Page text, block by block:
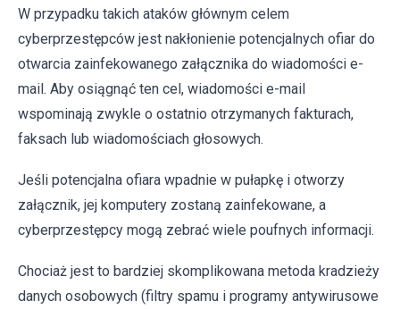
W przypadku takich ataków głównym celem
cyberprzestępców jest nakłonienie potencjalnych ofiar do
otwarcia zainfekowanego załącznika do wiadomości e-
mail. Aby osiągnąć ten cel, wiadomości e-mail
wspominają zwykle o ostatnio otrzymanych fakturach,
faksach lub wiadomościach głosowych.
Jeśli potencjalna ofiara wpadnie w pułapkę i otworzy
załącznik, jej komputery zostaną zainfekowane, a
cyberprzestępcy mogą zebrać wiele poufnych informacji.
Chociaż jest to bardziej skomplikowana metoda kradzieży
danych osobowych (filtry spamu i programy antywirusowe